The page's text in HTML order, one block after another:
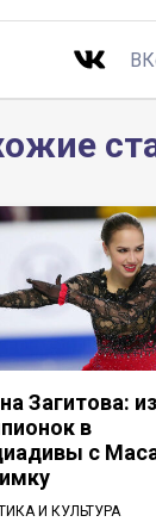
Загитова: из
в
с
И КУЛЬТУРА